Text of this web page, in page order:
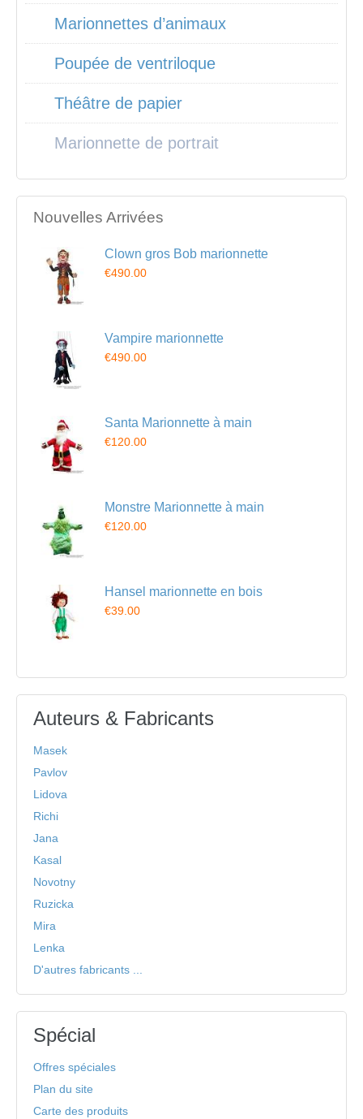
Marionnettes d’animaux
Poupée de ventriloque
Théâtre de papier
Marionnette de portrait
Nouvelles Arrivées
Clown gros Bob marionnette
€490.00
Vampire marionnette
€490.00
Santa Marionnette à main
€120.00
Monstre Marionnette à main
€120.00
Hansel marionnette en bois
€39.00
Auteurs & Fabricants
Masek
Pavlov
Lidova
Richi
Jana
Kasal
Novotny
Ruzicka
Mira
Lenka
D'autres fabricants ...
Spécial
Offres spéciales
Plan du site
Carte des produits